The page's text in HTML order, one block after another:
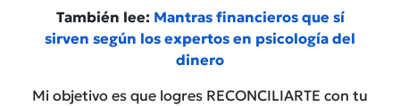
También lee: Mantras financieros que sí
sirven según los expertos en psicología del
dinero
Mi objetivo es que logres RECONCILIARTE con tu